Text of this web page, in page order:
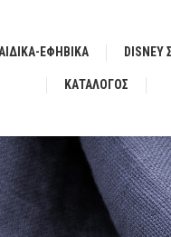
ΕΦΗΒΙΚΑ DISNEY
ΚΑΤΆΛΟΓΟΣ